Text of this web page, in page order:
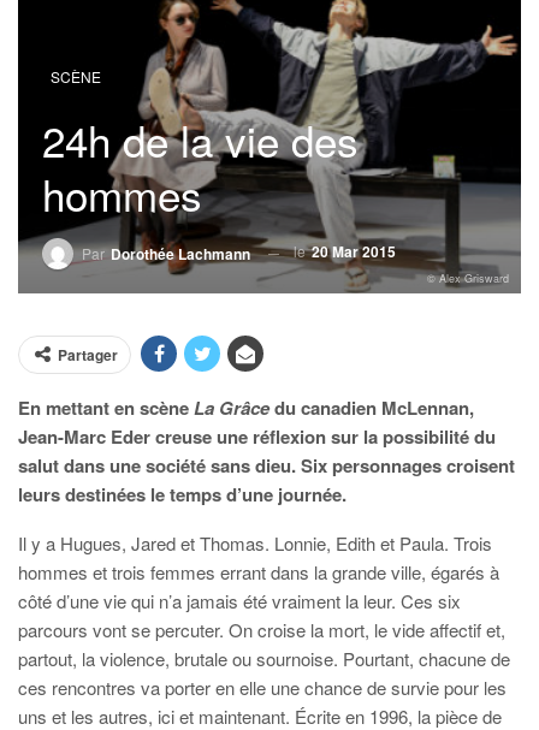
SCÈNE
24h de la vie des
hommes
ParDorothée Lachmann le20 Mar 2015
© Alex Grisward
Partager
En mettant en scèneLa Grâcedu canadien McLennan,
Jean-Marc Eder creuse une réflexion sur la possibilité du
salut dans une société sans dieu. Six personnages croisent
leurs destinées le temps d’une journée.
Il y a Hugues, Jared et Thomas. Lonnie, Edith et Paula. Trois
hommes et trois femmes errant dans la grande ville, égarés à
côté d’une vie qui n’a jamais été vraiment la leur. Ces six
parcours vont se percuter. On croise la mort, le vide affectif et,
partout, la violence, brutale ou sournoise. Pourtant, chacune de
ces rencontres va porter en elle une chance de survie pour les
uns et les autres, ici et maintenant. Écrite en 1996, la pièce de